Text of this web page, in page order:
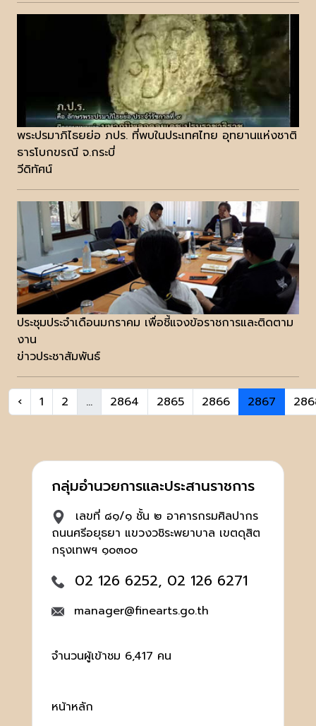
พระปรมาภิไธยย่อ ภปร. ที่พบในประเทศไทย อุทยานแห่งชาติ
ธารโบกขรณี จ.กระบี่
วีดิทัศน์
ประชุมประจำเดือนมกราคม เพื่อชี้แจงข้อราชการและติดตาม
งาน
ข่าวประชาสัมพันธ์
‹ 1 2 ... 2864 2865 2866 2867
กลุ่มอำนวยการและประสานราชการ
เลขที่ ๘๑/๑ ชั้น ๒ อาคารกรมศิลปากร
ถนนศรีอยุธยา แขวงวชิระพยาบาล เขตดุสิต
กรุงเทพฯ ๑๐๓๐๐
02 126 6252, 02 126 6271
manager@finearts.go.th
จำนวนผู้เข้าชม 6,417 คน
หน้าหลัก